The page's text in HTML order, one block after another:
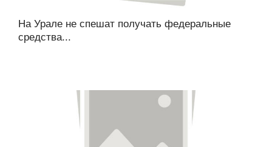
На Урале не спешат получать федеральные
средства...